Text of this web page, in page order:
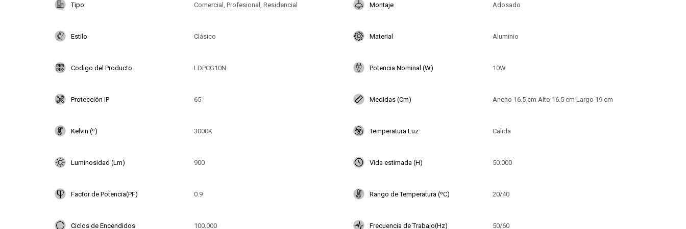
Tipo Comercial, Profesional, Residencial Montaje Adosado
Estilo Clásico Material Aluminio
Codigo del Producto LDPCG10N Potencia Nominal (W) 10W
Protección IP 65 Medidas (Cm) Ancho 16.5 cm Alto 16.5 cm Largo 19 cm
Kelvin (º) 3000K Temperatura Luz Calida
Luminosidad (Lm) 900 Vida estimada (H) 50.000
Factor de Potencia(PF) 0.9 Rango de Temperatura (ºC) 20/40
Ciclos de Encendidos 100.000 Frecuencia de Trabajo(Hz) 50/60